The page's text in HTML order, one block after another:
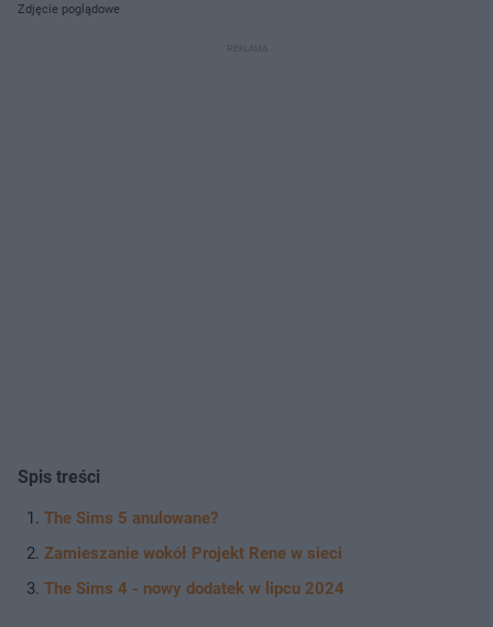
Zdjęcie poglądowe
Spis treści
The Sims 5 anulowane?
Zamieszanie wokół Projekt Rene w sieci
The Sims 4 - nowy dodatek w lipcu 2024